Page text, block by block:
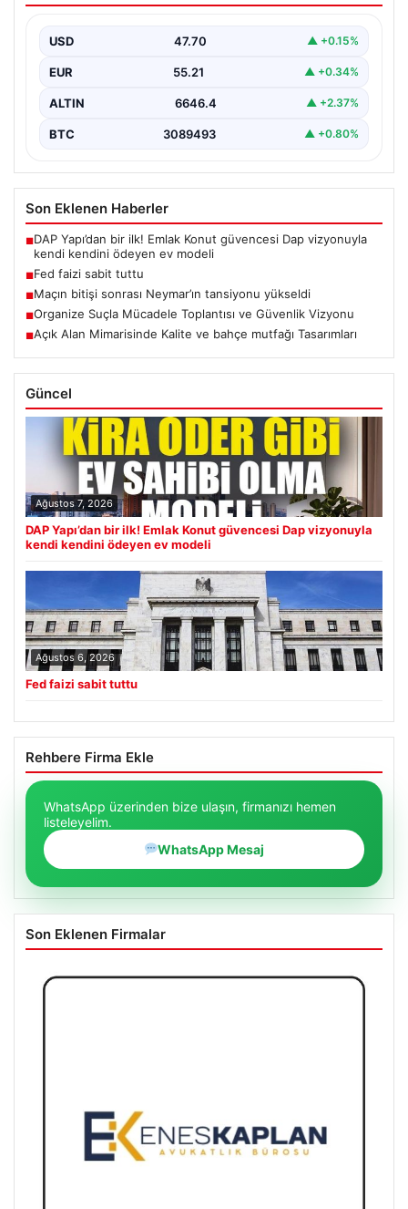
USD 47.70 ▲ +0.15%
EUR 55.21 ▲ +0.34%
ALTIN 6646.4 ▲ +2.37%
BTC 3089493 ▲ +0.80%
Son Eklenen Haberler
■DAP Yapı’dan bir ilk! Emlak Konut güvencesi Dap vizyonuyla
kendi kendini ödeyen ev modeli
■Fed faizi sabit tuttu
■Maçın bitişi sonrası Neymar’ın tansiyonu yükseldi
■Organize Suçla Mücadele Toplantısı ve Güvenlik Vizyonu
■Açık Alan Mimarisinde Kalite ve bahçe mutfağı Tasarımları
Güncel
Ağustos 7, 2026
DAP Yapı’dan bir ilk! Emlak Konut güvencesi Dap vizyonuyla
kendi kendini ödeyen ev modeli
Ağustos 6, 2026
Fed faizi sabit tuttu
Rehbere Firma Ekle
WhatsApp üzerinden bize ulaşın, firmanızı hemen
listeleyelim.
WhatsApp Mesaj
Son Eklenen Firmalar